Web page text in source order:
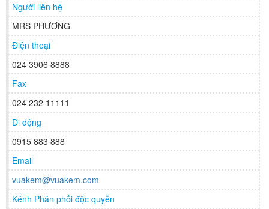
Người liên hệ
MRS PHƯƠNG
Điện thoại
024 3906 8888
Fax
024 232 11111
Di động
0915 883 888
Email
vuakem@vuakem.com
Kênh Phân phối độc quyền